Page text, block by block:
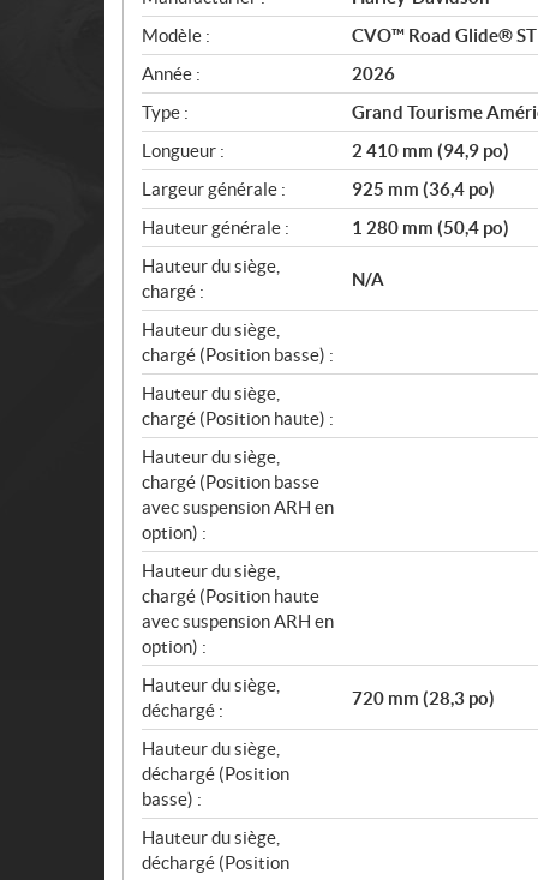
p
é
c
i
f
i
c
a
t
i
o
n
s
Modèle :
CVO™ Road Glide®
Année :
2026
Type :
Grand Tourisme
Longueur :
2 410 mm (94,9 po)
Largeur générale :
925 mm (36,4 po)
Hauteur générale :
1 280 mm (50,4 po)
Hauteur du siège,
chargé :
N/A
Hauteur du siège,
chargé (Position basse) :
Hauteur du siège,
chargé (Position haute) :
Hauteur du siège,
chargé (Position basse
avec suspension ARH en
option) :
Hauteur du siège,
chargé (Position haute
avec suspension ARH en
option) :
Hauteur du siège,
déchargé :
720 mm (28,3 po)
Hauteur du siège,
déchargé (Position
basse) :
Hauteur du siège,
déchargé (Position